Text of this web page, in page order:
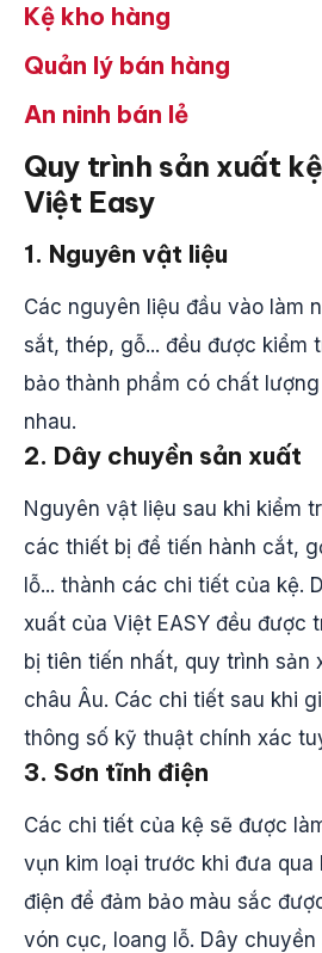
Kệ kho hàng
Quản lý bán hàng
An ninh bán lẻ
Quy trình sản xuất
Việt Easy
1. Nguyên vật liệu
Các nguyên liệu đầu vào làm
sắt, thép, gỗ... đều được kiểm
bảo thành phẩm có chất
nhau.
2. Dây chuyền sản xuất
Nguyên vật liệu sau khi kiểm
các thiết bị để tiến hành cắt,
lỗ... thành các chi tiết của kệ.
xuất của Việt EASY đều được
bị tiên tiến nhất, quy trình sản
châu Âu. Các chi tiết sau khi
thông số kỹ thuật chính xác
3. Sơn tĩnh điện
Các chi tiết của kệ sẽ được
vụn kim loại trước khi đưa qua
điện để đảm bảo màu sắc
vón cục, loang lỗ. Dây